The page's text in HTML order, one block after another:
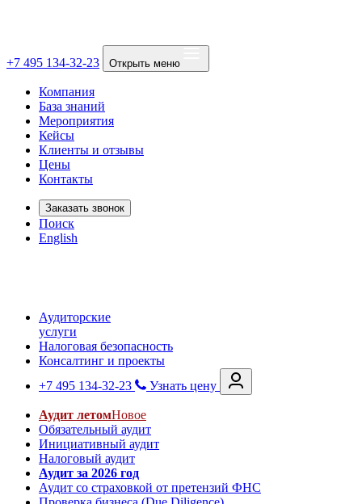
+7 495 134-32-23 Открыть меню
Компания
База знаний
Мероприятия
Кейсы
Клиенты и отзывы
Цены
Контакты
Заказать звонок
Поиск
English
Аудиторские
услуги
Налоговая безопасность
Консалтинг и проекты
+7 495 134-32-23
Узнать цену
Аудит летомНовое
Обязательный аудит
Инициативный аудит
Налоговый аудит
Аудит за 2026 год
Аудит со страховкой от претензий ФНС